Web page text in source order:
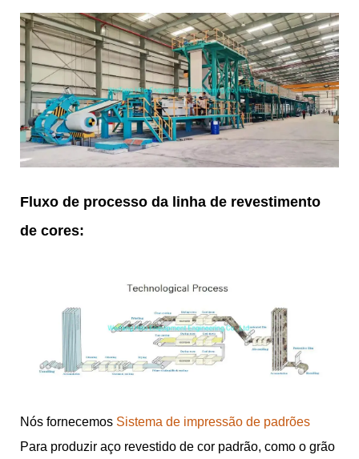
Fluxo de processo da linha de revestimento
de cores:
Nós fornecemos Sistema de impressão de padrões
Para produzir aço revestido de cor padrão, como o grão